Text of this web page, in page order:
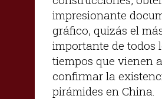
impresionante
gráfico, quizás el
importante de todos
tiempos que vienen a
confirmar la
pirámides en China.